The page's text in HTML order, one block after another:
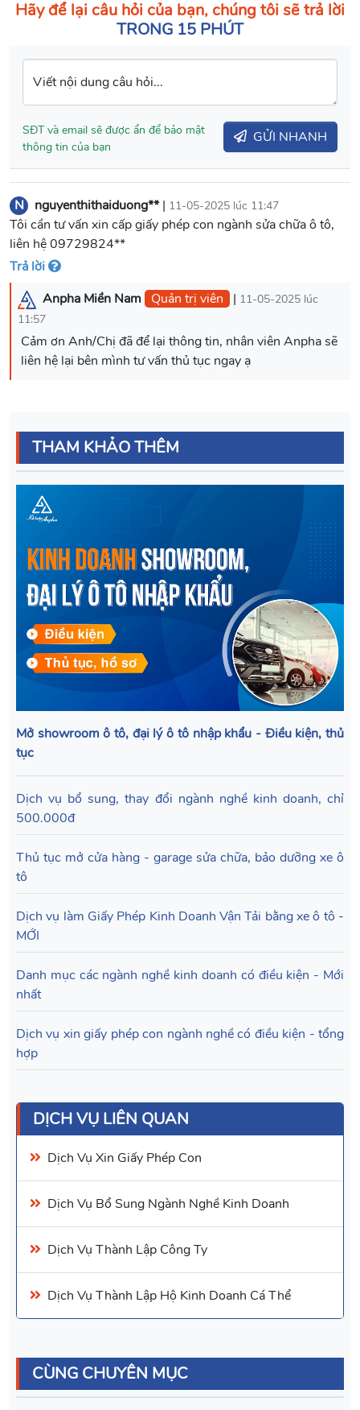
Hãy để lại câu hỏi của bạn, chúng tôi sẽ trả lời
TRONG 15 PHÚT
Viết nội dung câu hỏi...
SĐT và email sẽ được ẩn để bảo mật
thông tin của bạn
GỬI NHANH
N nguyenthithaiduong**| 11-05-2025 lúc 11:47
Tôi cần tư vấn xin cấp giấy phép con ngành sửa chữa ô tô,
liên hệ 09729824**
Trả lời
Anpha Miền Nam Quản trị viên | 11-05-2025 lúc
11:57
Cảm ơn Anh/Chị đã để lại thông tin, nhân viên Anpha sẽ
liên hệ lại bên mình tư vấn thủ tục ngay ạ
THAM KHẢO THÊM
Mở showroom ô tô, đại lý ô tô nhập khẩu - Điều kiện, thủ
tục
Dịch vụ bổ sung, thay đổi ngành nghề kinh doanh, chỉ
500.000đ
Thủ tục mở cửa hàng - garage sửa chữa, bảo dưỡng xe ô
tô
Dịch vụ làm Giấy Phép Kinh Doanh Vận Tải bằng xe ô tô -
MỚI
Danh mục các ngành nghề kinh doanh có điều kiện - Mới
nhất
Dịch vụ xin giấy phép con ngành nghề có điều kiện - tổng
hợp
DỊCH VỤ LIÊN QUAN
Dịch Vụ Xin Giấy Phép Con
Dịch Vụ Bổ Sung Ngành Nghề Kinh Doanh
Dịch Vụ Thành Lập Công Ty
Dịch Vụ Thành Lập Hộ Kinh Doanh Cá Thể
CÙNG CHUYÊN MỤC